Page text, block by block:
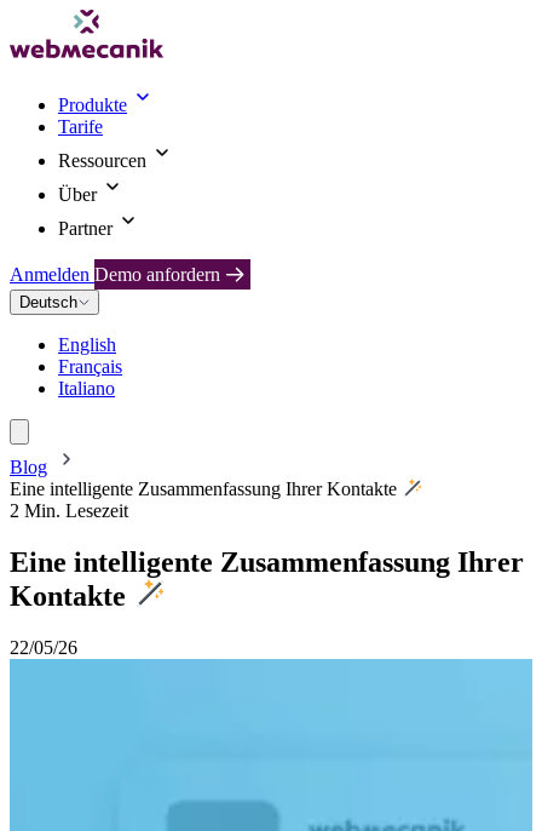
Produkte
Tarife
Ressourcen
Über
Partner
Anmelden Demo anfordern
Deutsch
English
Français
Italiano
Blog
Eine intelligente Zusammenfassung Ihrer Kontakte
2 Min. Lesezeit
Eine intelligente Zusammenfassung Ihrer
Kontakte
22/05/26